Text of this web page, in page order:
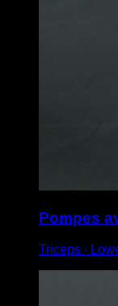
Pompes
Triceps ∙